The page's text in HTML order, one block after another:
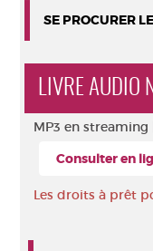
SE PROCURER
LIVRE AUDIO
MP3 en streaming
Consulter en
Les droits à prêt